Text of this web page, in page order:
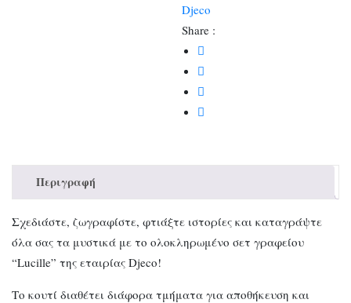
MIX
ποσότητα
Djeco
Share :
Περιγραφή
Σχεδιάστε, ζωγραφίστε, φτιάξτε ιστορίες και καταγράψτε
όλα σας τα μυστικά με το ολοκληρωμένο σετ γραφείου
“Lucille” της εταιρίας Djeco!
Το κουτί διαθέτει διάφορα τμήματα για αποθήκευση και